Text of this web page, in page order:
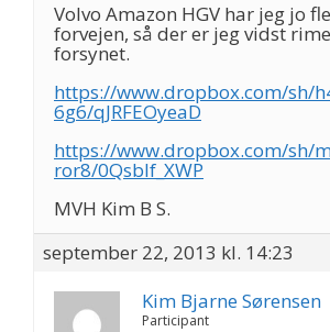
Volvo Amazon HGV har jeg jo
forvejen, så der er jeg vidst
forsynet.
https://www.dropbox.com/sh/
6g6/qJRFEOyeaD
https://www.dropbox.com/sh/
ror8/0QsbIf_XWP
MVH Kim B S.
september 22, 2013 kl. 14:23
Kim Bjarne Sørensen
Participant